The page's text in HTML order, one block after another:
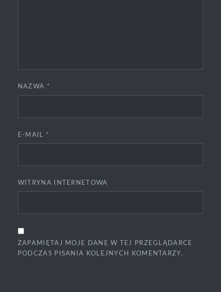
NAZWA *
E-MAIL *
WITRYNA INTERNETOWA
ZAPAMIĘTAJ MOJE DANE W TEJ PRZEGLĄDARCE
PODCZAS PISANIA KOLEJNYCH KOMENTARZY.